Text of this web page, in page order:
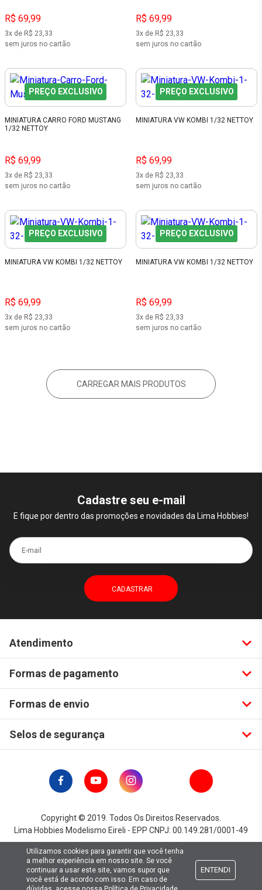
R$ 69,99
3x de R$ 23,33
sem juros no cartão
R$ 69,99
3x de R$ 23,33
sem juros no cartão
PREÇO EXCLUSIVO
MINIATURA CARRO FORD MUSTANG
1/32 NETTOY
R$ 69,99
3x de R$ 23,33
sem juros no cartão
PREÇO EXCLUSIVO
MINIATURA VW KOMBI 1/32 NETTOY
R$ 69,99
3x de R$ 23,33
sem juros no cartão
PREÇO EXCLUSIVO
MINIATURA VW KOMBI 1/32 NETTOY
R$ 69,99
3x de R$ 23,33
sem juros no cartão
PREÇO EXCLUSIVO
MINIATURA VW KOMBI 1/32 NETTOY
R$ 69,99
3x de R$ 23,33
sem juros no cartão
CARREGAR MAIS PRODUTOS
Cadastre seu e-mail
E fique por dentro das promoções e novidades da Lima Hobbies!
E-mail
Atendimento
Formas de pagamento
Formas de envio
Selos de segurança
Copyright © 2019. Todos Os Direitos Reservados.
Lima Hobbies Modelismo Eireli - EPP CNPJ: 00.149.281/0001-49
Utilizamos cookies para garantir que você tenha
a melhor experiência em nosso site. Se você
continuar a usar este site, vamos supor que
você está de acordo com isso. Em caso de
ENTENDI